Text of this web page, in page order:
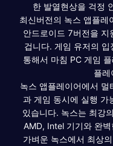
한 발열현상을 걱정
최신버전의 녹스 앱플레
안드로이드 7버전을 지
겁니다. 게임 유저의
통해서 마침 PC 게임
플레
녹스 앱플레이어에서
과 게임 동시에 실행 가
있습니다. 녹스는 최강
AMD, Intel 기기와 완
가벼운 녹스에서 최상